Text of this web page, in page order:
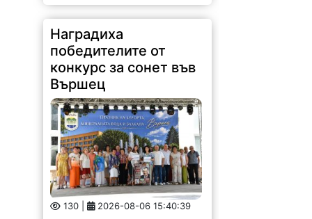
Наградиха
победителите от
конкурс за сонет във
Вършец
130 | 2026-08-06 15:40:39